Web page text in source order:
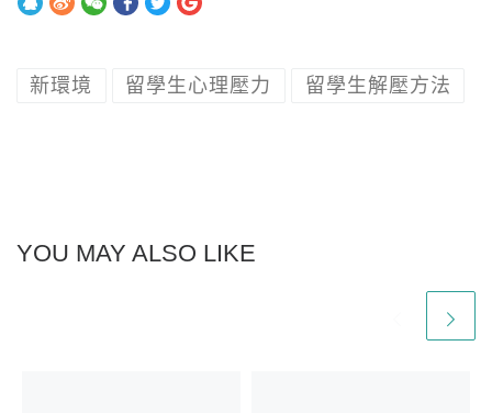
新環境 留學生心理壓力 留學生解壓方法
YOU MAY ALSO LIKE